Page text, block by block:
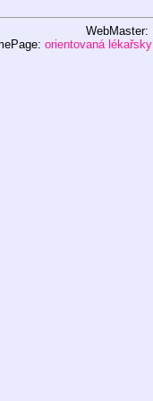
WebMaster:
orientovaná